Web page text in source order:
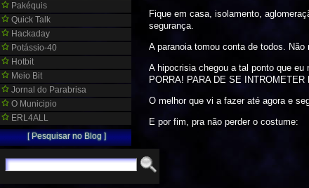
Fique em casa, isolamento,
segurança.
A paranoia tomou conta de todos.
A hipocrisia chegou a tal ponto que
PORRA! PARA DE SE
O melhor que vi a fazer até agora e
E por fim, pra não perder o costume:
Pakéquis
Quick Talk
Hackaday
Potássio-40
Hotbit
Meio Bit
Jornal do Parabrisa
O Municipio
ERL4ALL
[ Pesquisar no Blog ]